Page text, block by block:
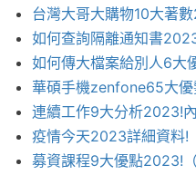
台灣大哥大購物10大著
如何查詢隔離通知書
如何傳大檔案給別人6大
華碩手機zenfone65大優
連續工作9大分析2023!
疫情今天2023詳細資料!
募資課程9大優點2023!（